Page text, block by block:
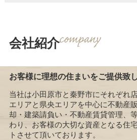
会社紹介
お客様に理想の住まいをご提供致し
当社は小田原市と秦野市にそれぞれ
エリアと県央エリアを中心に不動産
却・建築請負い・不動産賃貸管理、
わり、お客様の大切な資産となる住
トさせて頂いております。